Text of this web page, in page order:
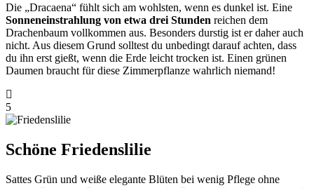
Die „Dracaena“ fühlt sich am wohlsten, wenn es dunkel ist. Eine
Sonneneinstrahlung von etwa drei Stunden reichen dem
Drachenbaum vollkommen aus. Besonders durstig ist er daher auch
nicht. Aus diesem Grund solltest du unbedingt darauf achten, dass
du ihn erst gießt, wenn die Erde leicht trocken ist. Einen grünen
Daumen braucht für diese Zimmerpflanze wahrlich niemand!
5
Schöne Friedenslilie
Sattes Grün und weiße elegante Blüten bei wenig Pflege ohne